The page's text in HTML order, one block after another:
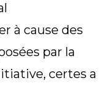
à cause des
par la
certes a